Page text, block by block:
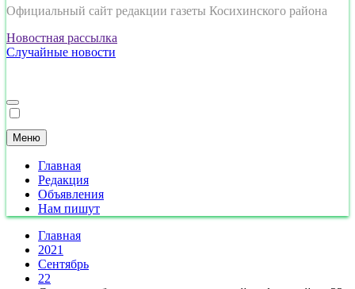
Официальный сайт редакции газеты Косихинского района
Новостная рассылка
Случайные новости
Меню
Главная
Редакция
Объявления
Нам пишут
Главная
2021
Сентябрь
22